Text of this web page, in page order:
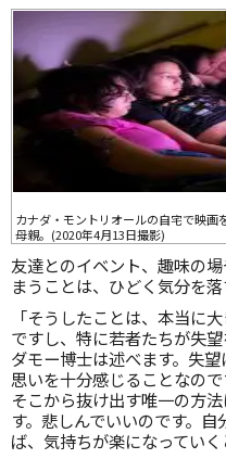
カナダ・モントリオールの自宅で映画
母親。(2020年4月13日撮影)
友達とのイベント、趣味の
まうことは、ひどく気分を落
「そうしたことは、本当に
ですし、特に若者たちが失
ダモー博士は述べます。失
思いを十分感じることなので
そこから抜け出す唯一の方
す。悲しんでいいのです。
ば、気持ちが楽になっていく